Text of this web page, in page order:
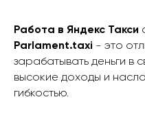
Работа в Яндекс Такси
Parlament.taxi - это
зарабатывать деньги в
высокие доходы и
гибкостью.